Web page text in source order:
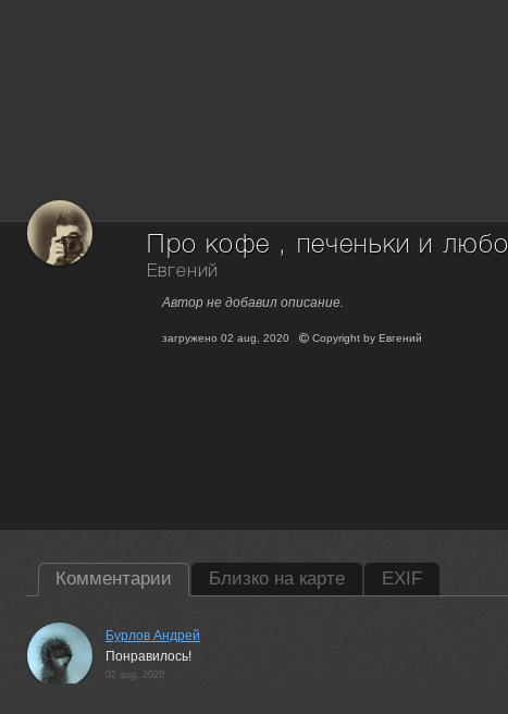
Про кофе , печеньки и
Евгений
Автор не добавил описание.
загружено02 aug, 2020 Copyright by Евгений
Комментарии Близко на карте EXIF
Бурлов Андрей
Понравилось!
02 aug, 2020